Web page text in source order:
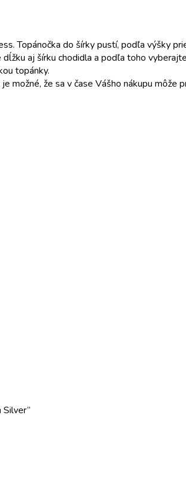
Topánočka do šírky pustí, podľa výšky
aj šírku chodidla a podľa toho
topánky.
možné, že sa v čase Vášho nákupu môže
Silver”